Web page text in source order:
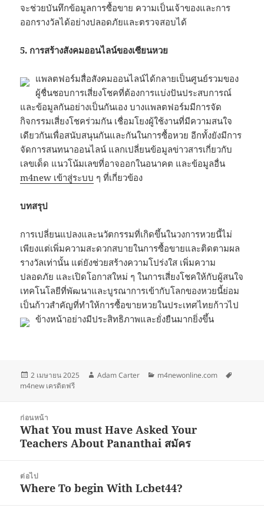
จะช่วยบันทึกข้อมูลการซื้อขาย ความเป็นเจ้าของและการ
ออกรางวัลได้อย่างปลอดภัยและตรวจสอบได้
5. การสร้างสังคมออนไลน์ของเซียนหวย
แพลตฟอร์มสื่อสังคมออนไลน์ได้กลายเป็นศูนย์รวมของ
ผู้ชื่นชอบการเสี่ยงโชคที่ต้องการแบ่งปันประสบการณ์
และข้อมูลกันอย่างเป็นกันเอง บางแพลตฟอร์มมีการจัด
กิจกรรมเสี่ยงโชคร่วมกัน เชื่อมโยงผู้ใช้งานที่มีความสนใจ
เดียวกันเพื่อสนับสนุนกันและกันในการซื้อหวย อีกทั้งยังมีการ
จัดการสนทนาออนไลน์ แลกเปลี่ยนข้อมูลข่าวสารเกี่ยวกับ
เลขเด็ด แนวโน้มเลขที่อาจออกในอนาคต และข้อมูลอื่น
m4new เข้าสู่ระบบ ๆ ที่เกี่ยวข้อง
บทสรุป
การเปลี่ยนแปลงและนวัตกรรมที่เกิดขึ้นในวงการหวยนี้ไม่
เพียงแต่เพิ่มความสะดวกสบายในการซื้อขายและติดตามผล
รางวัลเท่านั้น แต่ยังช่วยสร้างความโปร่งใส เพิ่มความ
ปลอดภัย และเปิดโอกาสใหม่ ๆ ในการเสี่ยงโชคให้กับผู้สนใจ
เทคโนโลยีที่พัฒนาและบูรณาการเข้ากับโลกของหวยนี้ย่อม
เป็นก้าวสำคัญที่ทำให้การซื้อขายหวยในประเทศไทยก้าวไป
ข้างหน้าอย่างมีประสิทธิภาพและยั่งยืนมากยิ่งขึ้น
เขียน
เมื่อ
2 เมษายน 2025
ผู้
Adam Carter
หมวด
m4newonline.com
m4new เครดิตฟรี
ก่อนหน้า
เรื่อง
ก่อน
What You must Have Asked Your
Teachers About Pananthai สมัคร
ต่อไป
เรื่อง
Where To begin With Lcbet44?